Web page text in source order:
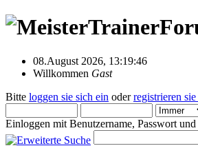
08.August 2026, 13:19:46
Willkommen Gast
Bitte loggen sie sich ein oderregistrieren sie
Einloggen mit Benutzername, Passwort